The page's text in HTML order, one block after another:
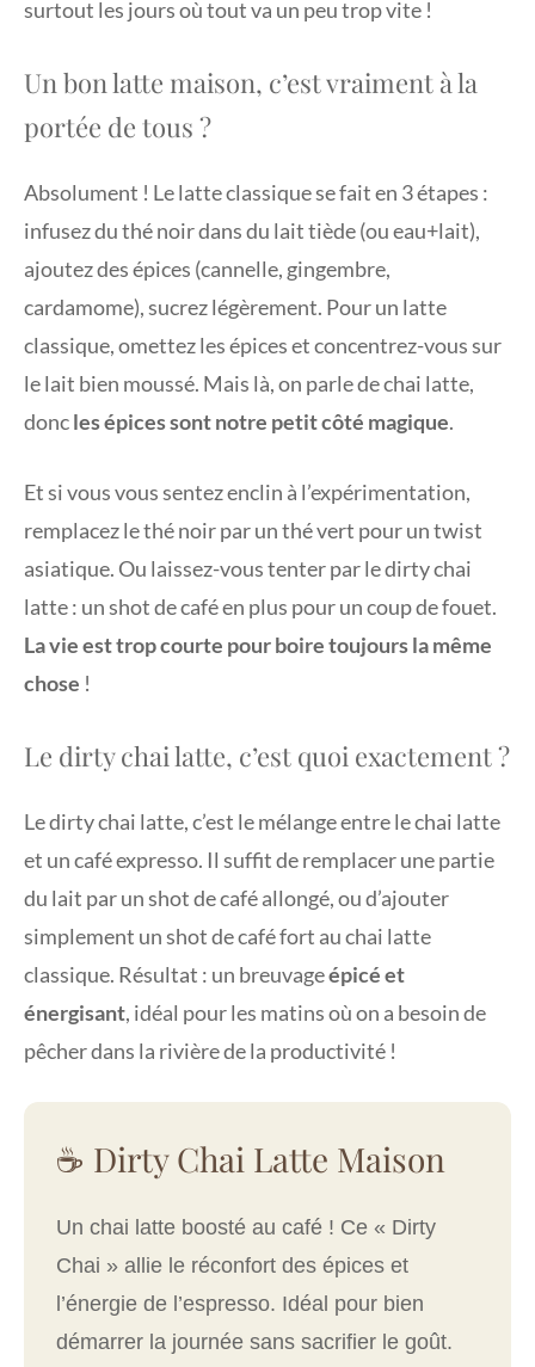
surtout les jours où tout va un peu trop vite !
Un bon latte maison, c’est vraiment à la
portée de tous ?
Absolument ! Le latte classique se fait en 3 étapes :
infusez du thé noir dans du lait tiède (ou eau+lait),
ajoutez des épices (cannelle, gingembre,
cardamome), sucrez légèrement. Pour un latte
classique, omettez les épices et concentrez-vous sur
le lait bien moussé. Mais là, on parle de chai latte,
doncles épices sont notre petit côté magique.
Et si vous vous sentez enclin à l’expérimentation,
remplacez le thé noir par un thé vert pour un twist
asiatique. Ou laissez-vous tenter par le dirty chai
latte : un shot de café en plus pour un coup de fouet.
La vie est trop courte pour boire toujours la même
chose !
Le dirty chai latte, c’est quoi exactement ?
Le dirty chai latte, c’est le mélange entre le chai latte
et un café expresso. Il suffit de remplacer une partie
du lait par un shot de café allongé, ou d’ajouter
simplement un shot de café fort au chai latte
classique. Résultat : un breuvageépicé et
énergisant, idéal pour les matins où on a besoin de
pêcher dans la rivière de la productivité !
☕ Dirty Chai Latte Maison
Un chai latte boosté au café ! Ce « Dirty
Chai » allie le réconfort des épices et
l’énergie de l’espresso. Idéal pour bien
démarrer la journée sans sacrifier le goût.